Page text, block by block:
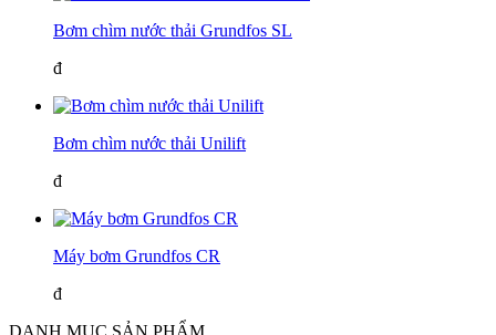
Bơm chìm nước thải Grundfos SL
đ
Bơm chìm nước thải Unilift
đ
Máy bơm Grundfos CR
đ
DANH MỤC SẢN PHẨM